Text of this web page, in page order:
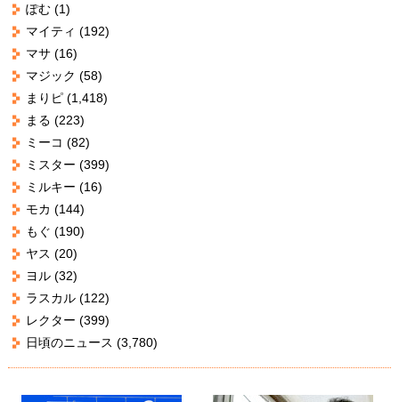
ぽむ(1)
マイティ (192)
マサ(16)
マジック (58)
まりピ(1,418)
まる (223)
ミーコ (82)
ミスター (399)
ミルキー (16)
モカ (144)
もぐ (190)
ヤス (20)
ヨル(32)
ラスカル(122)
レクター (399)
日頃のニュース (3,780)